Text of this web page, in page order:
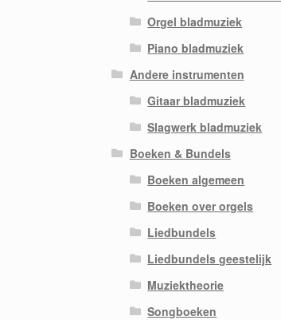
Orgel bladmuziek
Piano bladmuziek
Andere instrumenten
Gitaar bladmuziek
Slagwerk bladmuziek
Boeken & Bundels
Boeken algemeen
Boeken over orgels
Liedbundels
Liedbundels geestelijk
Muziektheorie
Songboeken